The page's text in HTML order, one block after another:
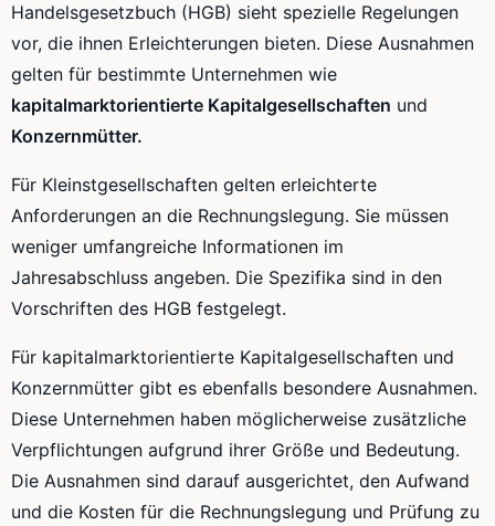
Handelsgesetzbuch (HGB) sieht spezielle Regelungen
vor, die ihnen Erleichterungen bieten. Diese Ausnahmen
gelten für bestimmte Unternehmen wie
kapitalmarktorientierte Kapitalgesellschaften und
Konzernmütter.
Für Kleinstgesellschaften gelten erleichterte
Anforderungen an die Rechnungslegung. Sie müssen
weniger umfangreiche Informationen im
Jahresabschluss angeben. Die Spezifika sind in den
Vorschriften des HGB festgelegt.
Für kapitalmarktorientierte Kapitalgesellschaften und
Konzernmütter gibt es ebenfalls besondere Ausnahmen.
Diese Unternehmen haben möglicherweise zusätzliche
Verpflichtungen aufgrund ihrer Größe und Bedeutung.
Die Ausnahmen sind darauf ausgerichtet, den Aufwand
und die Kosten für die Rechnungslegung und Prüfung zu